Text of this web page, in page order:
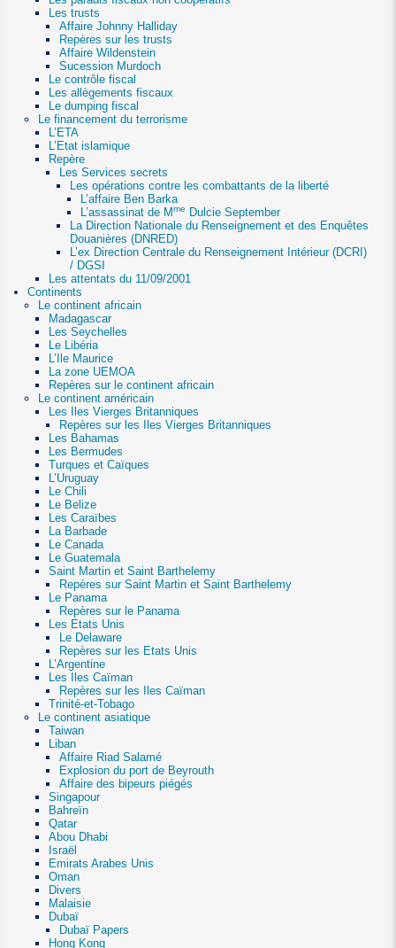
Les trusts
Affaire Johnny Halliday
Repères sur les trusts
Affaire Wildenstein ‎
Sucession Murdoch
Le contrôle fiscal
Les allègements fiscaux
Le dumping fiscal
Le financement du terrorisme
L’ETA
L’Etat islamique
Repère
Les Services secrets
Les opérations contre les combattants de la liberté
L’affaire Ben Barka
L’assassinat de Mme Dulcie September
La Direction Nationale du Renseignement et des Enquêtes
Douanières (DNRED)
L’ex Direction Centrale du Renseignement Intérieur (DCRI)
/ DGSI
Les attentats du 11/09/2001
Continents
Le continent africain
Madagascar
Les Seychelles
Le Libéria
L’Ile Maurice
La zone UEMOA
Repères sur le continent africain
Le continent américain
Les Iles Vierges Britanniques
Repères sur les Iles Vierges Britanniques
Les Bahamas
Les Bermudes
Turques et Caïques
L’Uruguay
Le Chili
Le Belize
Les Caraïbes
La Barbade
Le Canada
Le Guatemala
Saint Martin et Saint Barthelemy
Repères sur Saint Martin et Saint Barthelemy
Le Panama
Repères sur le Panama
Les Etats Unis
Le Delaware
Repères sur les Etats Unis
L’Argentine
Les Iles Caïman
Repères sur les Iles Caïman
Trinité-et-Tobago
Le continent asiatique
Taiwan
Liban
Affaire Riad Salamé
Explosion du port de Beyrouth
Affaire des bipeurs piégés
Singapour
Bahreïn
Qatar
Abou Dhabi
Israël
Emirats Arabes Unis
Oman
Divers
Malaisie
Dubaï
Dubaï Papers
Hong Kong